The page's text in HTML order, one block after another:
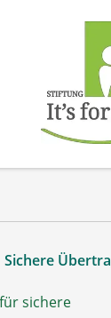
Sichere
sichere